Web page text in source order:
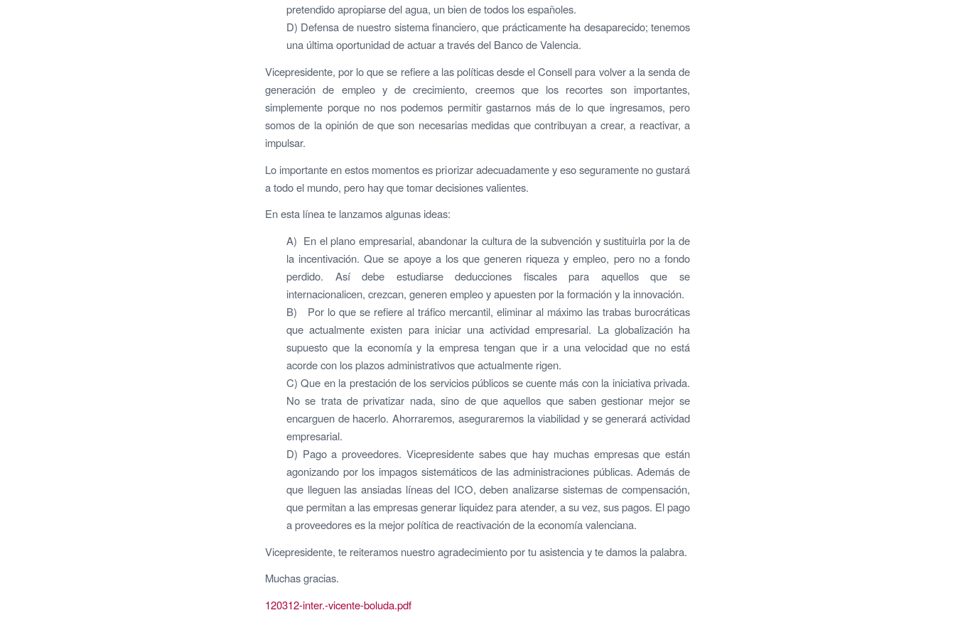
pretendido apropiarse del agua, un bien de todos los españoles.
D) Defensa de nuestro sistema financiero, que prácticamente ha desaparecido; tenemos
una última oportunidad de actuar a través del Banco de Valencia.
Vicepresidente, por lo que se refiere a las políticas desde el Consell para volver a la senda de
generación de empleo y de crecimiento, creemos que los recortes son importantes,
simplemente porque no nos podemos permitir gastarnos más de lo que ingresamos, pero
somos de la opinión de que son necesarias medidas que contribuyan a crear, a reactivar, a
impulsar.
Lo importante en estos momentos es priorizar adecuadamente y eso seguramente no gustará
a todo el mundo, pero hay que tomar decisiones valientes.
En esta línea te lanzamos algunas ideas:
A) En el plano empresarial, abandonar la cultura de la subvención y sustituirla por la de
la incentivación. Que se apoye a los que generen riqueza y empleo, pero no a fondo
perdido. Así debe estudiarse deducciones fiscales para aquellos que se
internacionalicen, crezcan, generen empleo y apuesten por la formación y la innovación.
B) Por lo que se refiere al tráfico mercantil, eliminar al máximo las trabas burocráticas
que actualmente existen para iniciar una actividad empresarial. La globalización ha
supuesto que la economía y la empresa tengan que ir a una velocidad que no está
acorde con los plazos administrativos que actualmente rigen.
C) Que en la prestación de los servicios públicos se cuente más con la iniciativa privada.
No se trata de privatizar nada, sino de que aquellos que saben gestionar mejor se
encarguen de hacerlo. Ahorraremos, aseguraremos la viabilidad y se generará actividad
empresarial.
D) Pago a proveedores. Vicepresidente sabes que hay muchas empresas que están
agonizando por los impagos sistemáticos de las administraciones públicas. Además de
que lleguen las ansiadas líneas del ICO, deben analizarse sistemas de compensación,
que permitan a las empresas generar liquidez para atender, a su vez, sus pagos. El pago
a proveedores es la mejor política de reactivación de la economía valenciana.
Vicepresidente, te reiteramos nuestro agradecimiento por tu asistencia y te damos la palabra.
Muchas gracias.
120312-inter.-vicente-boluda.pdf